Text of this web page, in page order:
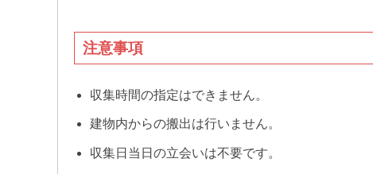
注意事項
収集時間の指定はできません。
建物内からの搬出は行いません。
収集日当日の立会いは不要です。